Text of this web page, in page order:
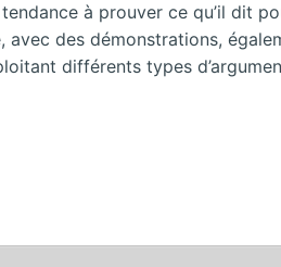
à prouver ce qu’il dit
des démonstrations,
différents types